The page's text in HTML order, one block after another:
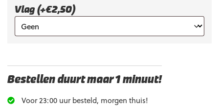
Vlag (+€2,50)
Bestellen duurt maar 1 minuut!
Voor 23:00 uur besteld, morgen thuis!